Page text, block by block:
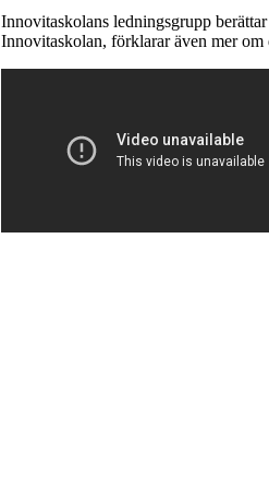
Innovitaskolans ledningsgrupp
Innovitaskolan, förklarar även mer